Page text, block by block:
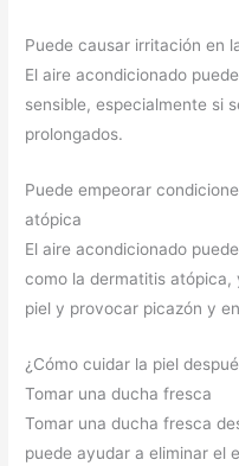
Puede causar irritación en
El aire acondicionado
sensible, especialmente si
prolongados.
Puede empeorar
atópica
El aire acondicionado
como la dermatitis atópica,
piel y provocar picazón y
¿Cómo cuidar la piel
Tomar una ducha fresca
Tomar una ducha fresca
puede ayudar a eliminar el